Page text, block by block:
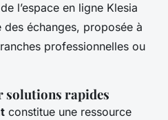
l’espace en ligne Klesia
échanges, proposée à
professionnelles ou
solutions rapides
constitue une ressource